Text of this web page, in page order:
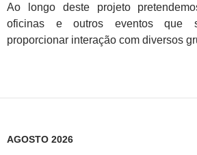
Ao longo deste projeto
oficinas e outros eventos que
proporcionar interação com diversos
AGOSTO 2026